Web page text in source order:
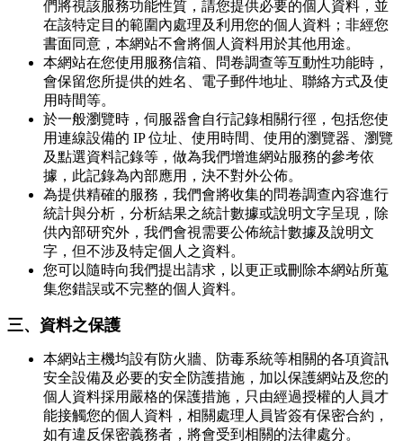
們將視該服務功能性質，請您提供必要的個人資料，並
在該特定目的範圍內處理及利用您的個人資料；非經您
書面同意，本網站不會將個人資料用於其他用途。
本網站在您使用服務信箱、問卷調查等互動性功能時，
會保留您所提供的姓名、電子郵件地址、聯絡方式及使
用時間等。
於一般瀏覽時，伺服器會自行記錄相關行徑，包括您使
用連線設備的 IP 位址、使用時間、使用的瀏覽器、瀏覽
及點選資料記錄等，做為我們增進網站服務的參考依
據，此記錄為內部應用，決不對外公佈。
為提供精確的服務，我們會將收集的問卷調查內容進行
統計與分析，分析結果之統計數據或說明文字呈現，除
供內部研究外，我們會視需要公佈統計數據及說明文
字，但不涉及特定個人之資料。
您可以隨時向我們提出請求，以更正或刪除本網站所蒐
集您錯誤或不完整的個人資料。
三、資料之保護
本網站主機均設有防火牆、防毒系統等相關的各項資訊
安全設備及必要的安全防護措施，加以保護網站及您的
個人資料採用嚴格的保護措施，只由經過授權的人員才
能接觸您的個人資料，相關處理人員皆簽有保密合約，
如有違反保密義務者，將會受到相關的法律處分。